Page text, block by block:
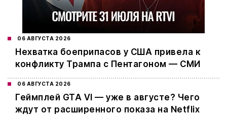
06 АВГУСТА 2026
Нехватка боеприпасов у США привела к
конфликту Трампа с Пентагоном — СМИ
06 АВГУСТА 2026
Геймплей GTA VI — уже в августе? Чего
ждут от расширенного показа на Netflix